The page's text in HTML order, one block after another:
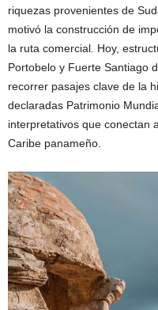
riquezas provenientes de
motivó la construcción de
la ruta comercial. Hoy,
Portobelo y Fuerte Santiago
recorrer pasajes clave de la
declaradas Patrimonio
interpretativos que conectan
Caribe panameño.